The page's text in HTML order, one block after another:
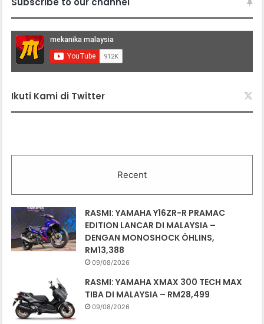
Ikuti Kami di Twitter
Recent
RASMI: YAMAHA Y16ZR-R PRAMAC
EDITION LANCAR DI MALAYSIA –
DENGAN MONOSHOCK ÖHLINS,
RM13,388
09/08/2026
RASMI: YAMAHA XMAX 300 TECH MAX
TIBA DI MALAYSIA – RM28,499
09/08/2026